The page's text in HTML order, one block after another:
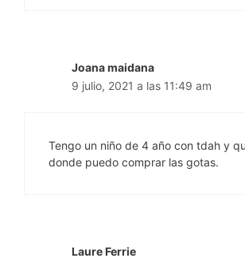
Joana maidana
9 julio, 2021 a las 11:49 am
Tengo un niño de 4 año con tdah y
donde puedo comprar las gotas.
Laure Ferrie